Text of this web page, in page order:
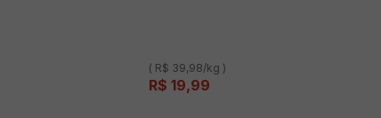
( R$ 39,98/kg )
R$ 19,99